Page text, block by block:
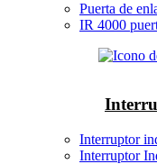
Puerta de
IR 4000
Interruptor
Interruptor